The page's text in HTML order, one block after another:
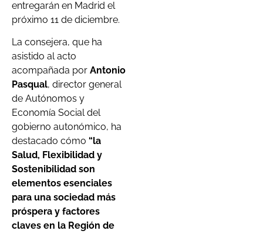
entregarán en Madrid el
próximo 11 de diciembre.
La consejera, que ha
asistido al acto
acompañada por Antonio
Pasqual, director general
de Autónomos y
Economía Social del
gobierno autonómico, ha
destacado cómo “la
Salud, Flexibilidad y
Sostenibilidad son
elementos esenciales
para una sociedad más
próspera y factores
claves en la Región de